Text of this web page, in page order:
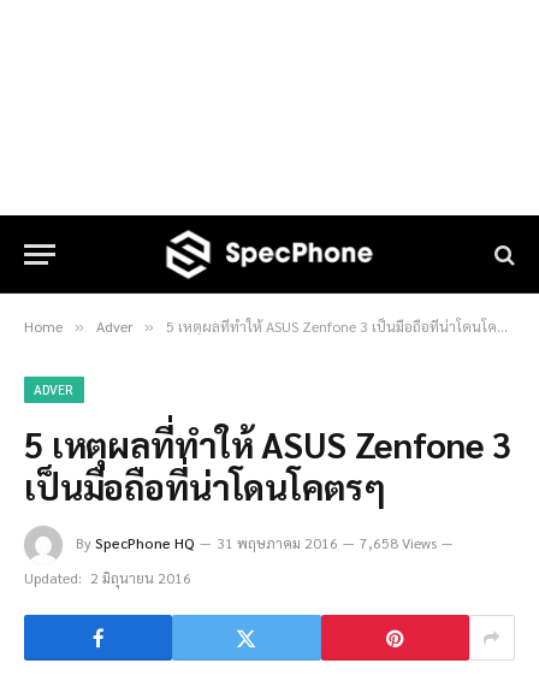
Home » Adver » 5 เหตุผลที่ทำให้ ASUS Zenfone 3 เป็นมือถือที่น่าโดนโคตรๆ
ADVER
5 เหตุผลที่ทำให้ ASUS Zenfone 3
เป็นมือถือที่น่าโดนโคตรๆ
BySpecPhone HQ 31 พฤษภาคม 2016
7,658 Views
Updated: 2 มิถุนายน 2016